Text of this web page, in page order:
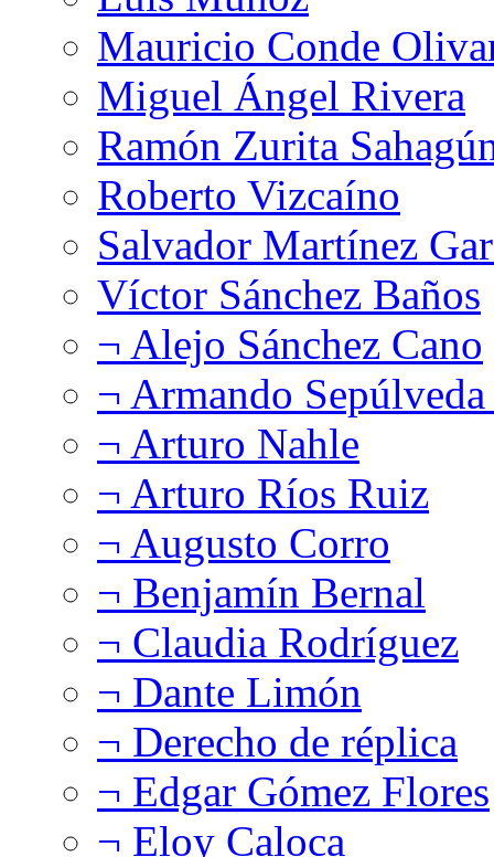
Mauricio Conde
Miguel Ángel Rivera
Ramón Zurita
Roberto Vizcaíno
Salvador Martínez
Víctor Sánchez Baños
¬ Alejo Sánchez Cano
¬ Armando
¬ Arturo Nahle
¬ Arturo Ríos Ruiz
¬ Augusto Corro
¬ Benjamín Bernal
¬ Claudia Rodríguez
¬ Dante Limón
¬ Derecho de réplica
¬ Edgar Gómez Flores
¬ Eloy Caloca